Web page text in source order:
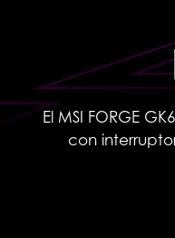
El MSI FORGE
con